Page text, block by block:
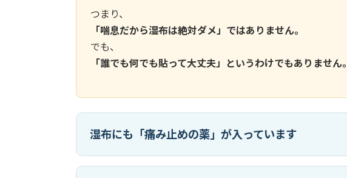
つまり、
「喘息だから湿布は絶対ダメ」ではありません。
でも、
「誰でも何でも貼って大丈夫」というわけでもありません。
湿布にも「痛み止めの薬」が入っています